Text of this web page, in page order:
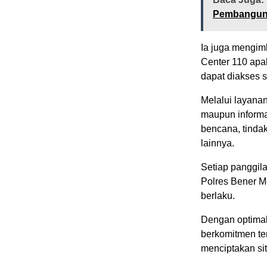
Ia juga
Center 110
dapat diakses
Melalui
maupun
bencana,
lainnya.
Setiap
Polres Bener
berlaku.
Dengan
berkomitmen
menciptakan